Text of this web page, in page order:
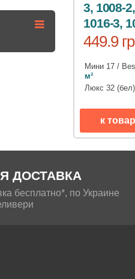
3, 1008-
1016-3,
449.9
Мини 17 /
м²
Люкс 32
к
ДОСТАВКА
бесплатно*, по Украине